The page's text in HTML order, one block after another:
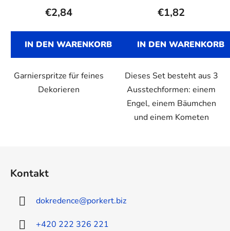
€2,84
IN DEN WARENKORB
Garnierspritze für feines
Dekorieren
ist
5,0
von
Sternen.
€1,82
IN DEN WARENKORB
Dieses Set besteht aus 3
Ausstechformen: einem
Engel, einem Bäumchen
und einem Kometen
Kontakt
dokredence@porkert.biz
+420 222 326 221